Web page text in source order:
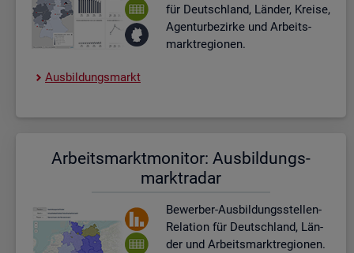
für Deutsch­land, Län­der, Krei­se,
Agen­tur­be­zir­ke und Ar­beits­
markt­re­gio­nen.
Aus­bil­dungs­markt
Ar­beits­markt­mo­ni­tor: Aus­bil­dungs­
markt­ra­dar
Be­wer­ber-Aus­bil­dungs­stel­len-
Re­la­ti­on für Deutsch­land, Län­
der und Ar­beits­markt­re­gio­nen.